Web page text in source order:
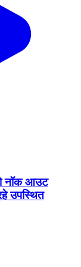
नॉक आउट
उपस्थित